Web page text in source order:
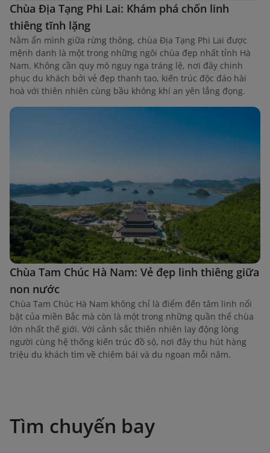
Chùa Địa Tạng Phi Lai: Khám phá chốn linh
thiêng tĩnh lặng
Nằm ẩn mình giữa rừng thông, chùa Địa Tạng Phi Lai được
mệnh danh là một trong những ngôi chùa đẹp nhất tỉnh Hà
Nam. Không cần quy mô nguy nga tráng lệ, nơi đây chinh
phục du khách bởi vẻ đẹp thanh tao, kiến trúc độc đáo hài
hoà với thiên nhiên cùng bầu không khí an yên lắng đọng.
Chùa Tam Chúc Hà Nam: Vẻ đẹp linh thiêng giữa
non nước
Chùa Tam Chúc Hà Nam không chỉ là điểm đến tâm linh nổi
bật của miền Bắc mà còn là một trong những quần thể chùa
lớn nhất thế giới. Với cảnh sắc thiên nhiên lay động lòng
người cùng hệ thống kiến trúc đồ sộ, nơi đây thu hút hàng
triệu du khách tìm về chiêm bái và du ngoạn mỗi năm.
Tìm chuyến bay